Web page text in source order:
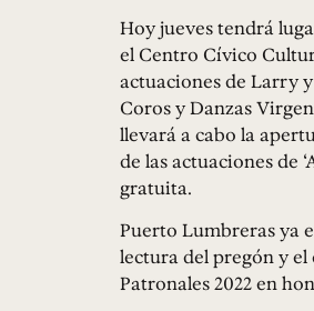
Hoy jueves tendrá
el Centro Cívico
actuaciones de Larry
Coros y Danzas
llevará a cabo la
de las actuaciones de
gratuita.
Puerto Lumbreras ya
lectura del pregón y el
Patronales 2022 en